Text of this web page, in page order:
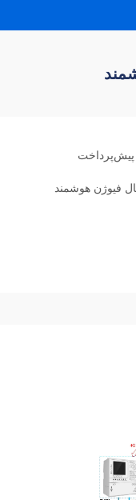
پیش‌پرداخت
فیوژن هوشمند